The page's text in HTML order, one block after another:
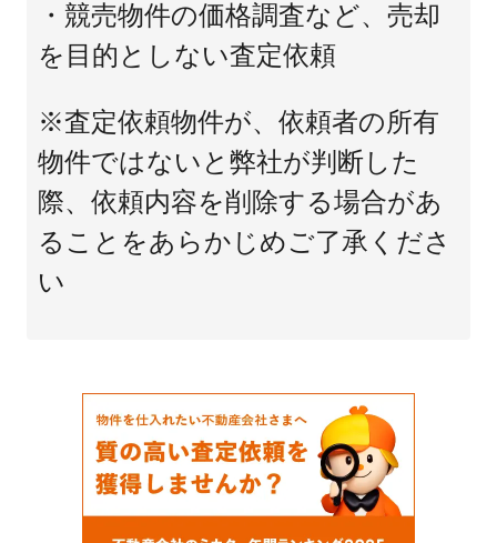
・競売物件の価格調査など、売却
を目的としない査定依頼
※査定依頼物件が、依頼者の所有
物件ではないと弊社が判断した
際、依頼内容を削除する場合があ
ることをあらかじめご了承くださ
い